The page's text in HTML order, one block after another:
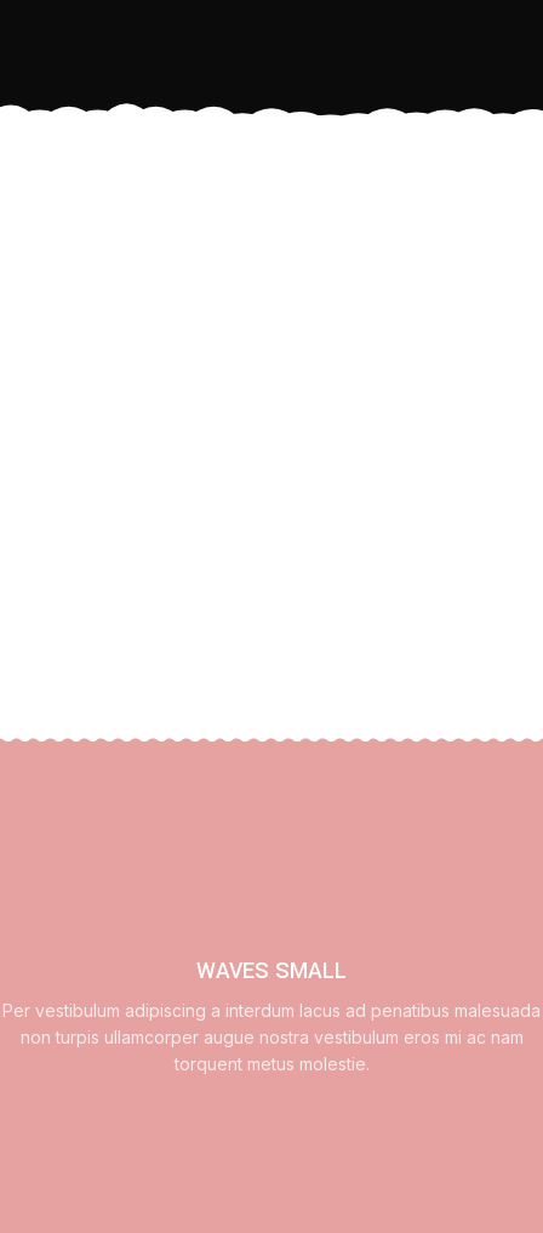
WAVES SMALL
Per vestibulum adipiscing a interdum lacus ad penatibus malesuada
non turpis ullamcorper augue nostra vestibulum eros mi ac nam
torquent metus molestie.